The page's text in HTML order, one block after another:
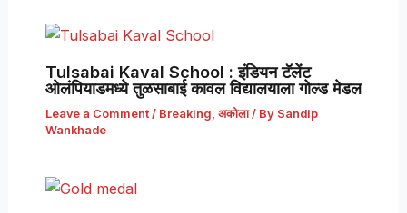
Tulsabai Kaval School : इंडियन टॅलेंट
ओलंपियाडमध्ये तुळसाबाई कावल विद्यालयाला गोल्ड मेडल
Leave a Comment / Breaking अकोला/ By Sandip
Wankhade